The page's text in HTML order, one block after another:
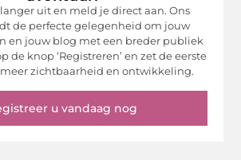
uit en meld je direct aan. Ons
de perfecte gelegenheid om jouw
en jouw blog met een breder publiek
de knop ‘Registreren’ en zet de eerste
zichtbaarheid en ontwikkeling.
u vandaag nog